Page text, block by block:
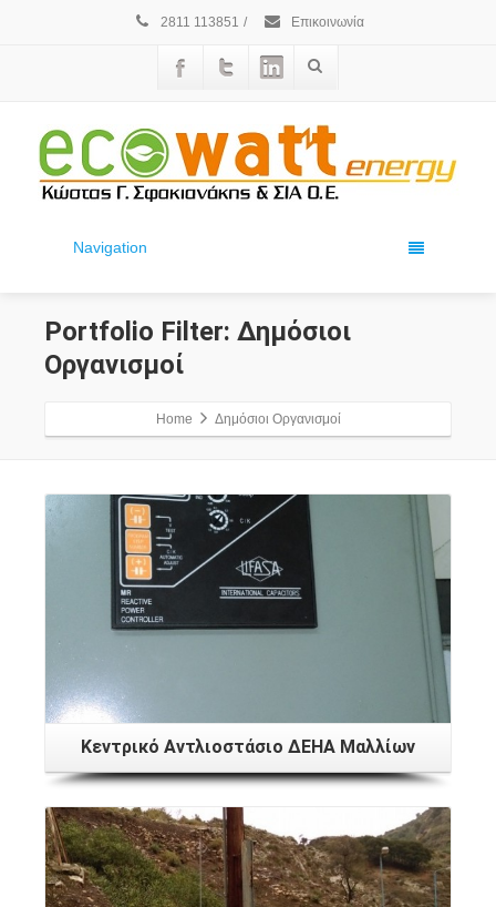
2811 113851 / Επικοινωνία
Navigation
Portfolio Filter: Δημόσιοι
Οργανισμοί
Home Δημόσιοι Οργανισμοί
Κεντρικό Αντλιοστάσιο ΔΕΗΑ Μαλλίων